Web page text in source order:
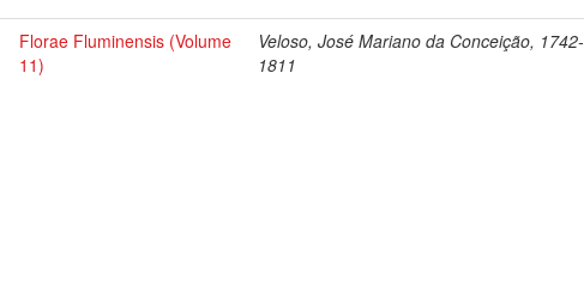
Florae Fluminensis (Volume
11)
Veloso, José Mariano da Conceição, 1742-
1811